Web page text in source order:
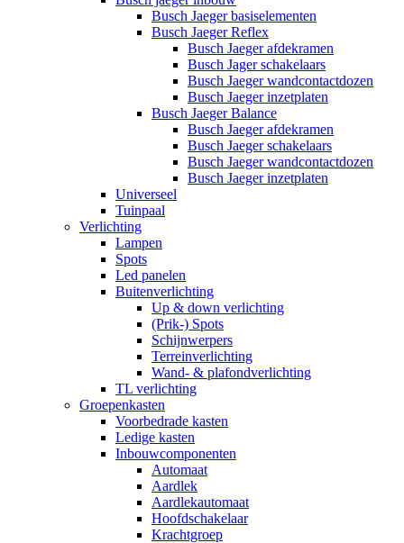
Busch Jaeger basiselementen
Busch Jaeger Reflex
Busch Jaeger afdekramen
Busch Jager schakelaars
Busch Jaeger wandcontactdozen
Busch Jaeger inzetplaten
Busch Jaeger Balance
Busch Jaeger afdekramen
Busch Jaeger schakelaars
Busch Jaeger wandcontactdozen
Busch Jaeger inzetplaten
Universeel
Tuinpaal
Verlichting
Lampen
Spots
Led panelen
Buitenverlichting
Up & down verlichting
(Prik-) Spots
Schijnwerpers
Terreinverlichting
Wand- & plafondverlichting
TL verlichting
Groepenkasten
Voorbedrade kasten
Ledige kasten
Inbouwcomponenten
Automaat
Aardlek
Aardlekautomaat
Hoofdschakelaar
Krachtgroep